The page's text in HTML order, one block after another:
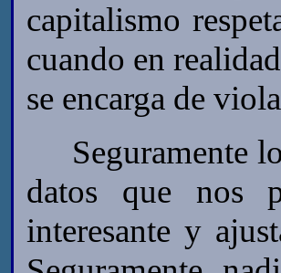
capitalismo
cuando en
se encarga de
Seguramente
datos que nos
interesante y